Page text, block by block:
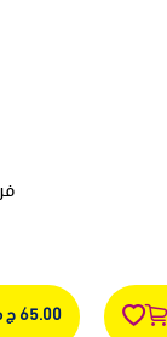
65.00 ج م